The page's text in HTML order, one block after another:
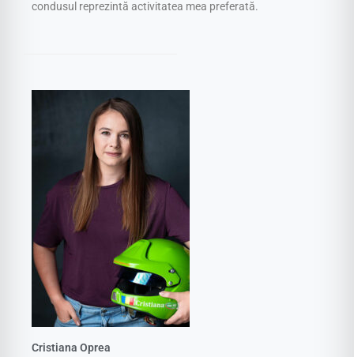
condusul reprezintă activitatea mea preferată.
Cristiana Oprea